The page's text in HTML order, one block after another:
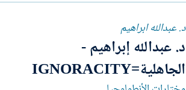
د. عبدالله ابراهيم
د. عبدالله إبراهيم -
الجاهلية=IGNORACITY